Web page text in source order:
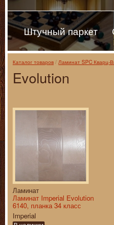
Штучный паркет
Каталог товаров Ламинат SPC Кварц-
Evolution
Ламинат
Ламинат Imperial Evolution
6140, планка 34 класс
Imperial